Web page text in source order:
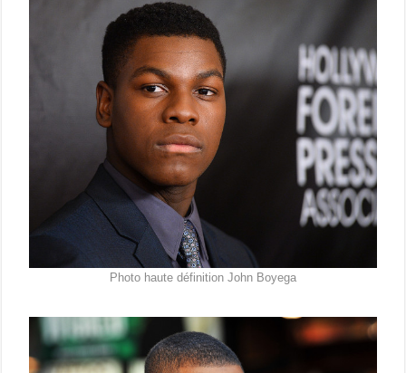
Photo haute définition John Boyega